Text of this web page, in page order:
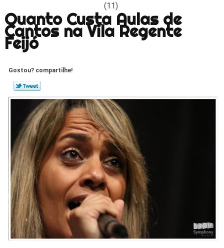
(11)
Quanto Custa Aulas de
Cantos na Vila Regente
Feijó
Gostou? compartilhe!